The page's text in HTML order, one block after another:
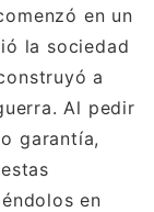
en un
la sociedad
a
Al pedir
garantía,
en